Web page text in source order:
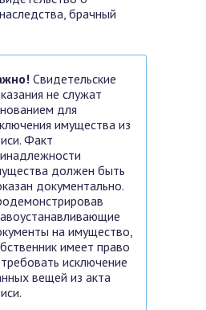
брачный
Свидетельские
не служат
для
имущества из
Факт
должен быть
документально.
на имущество,
имеет право
исключение
вещей из акта